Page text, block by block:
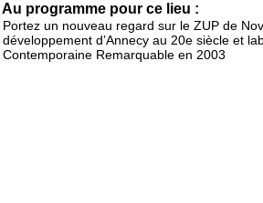
Au programme pour ce lieu :
Portez un nouveau regard sur le ZUP de
développement d’Annecy au 20e siècle et
Contemporaine Remarquable en 2003